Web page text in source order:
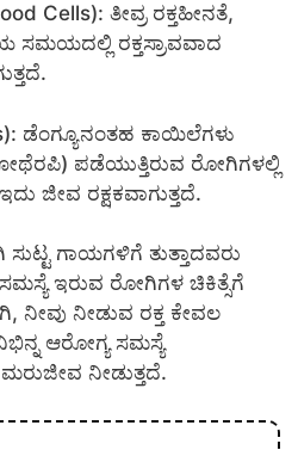
Cells): ತೀವ್ರ ರಕ್ತಹೀನತೆ,
ಸಮಯದಲ್ಲಿ ರಕ್ತಸ್ರಾವವಾದ
ಡೆಂಗ್ಯೂನಂತಹ ಕಾಯಿಲೆಗಳು
ಪಡೆಯುತ್ತಿರುವ ರೋಗಿಗಳಲ್ಲಿ
ಜೀವ ರಕ್ಷಕವಾಗುತ್ತದೆ.
ಸುಟ್ಟ ಗಾಯಗಳಿಗೆ ತುತ್ತಾದವರು
ಸಮಸ್ಯೆ ಇರುವ ರೋಗಿಗಳ ಚಿಕಿತ್ಸೆಗೆ
ನೀವು ನೀಡುವ ರಕ್ತ ಕೇವಲ
ಆರೋಗ್ಯ ಸಮಸ್ಯೆ
ನೀಡುತ್ತದೆ.